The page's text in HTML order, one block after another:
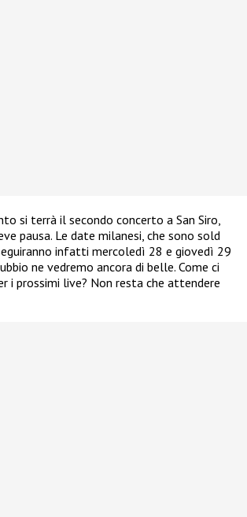
si terrà il secondo concerto a San Siro,
pausa. Le date milanesi, che sono sold
infatti mercoledì 28 e giovedì 29
ne vedremo ancora di belle. Come ci
i prossimi live? Non resta che attendere